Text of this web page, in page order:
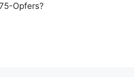
Opfers?